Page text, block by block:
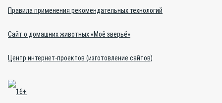
Правила применения рекомендательных технологий
Сайт о домашних животных «Моё зверьё»
Центр интернет-проектов (изготовление сайтов)